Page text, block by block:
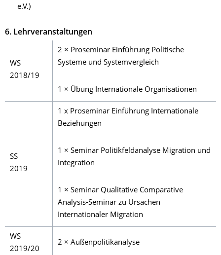
e.V.)
6. Lehrveranstaltungen
WS
2018/19
2 × Proseminar Einführung Politische
Systeme und Systemvergleich
1 × Übung Internationale Organisationen
SS
2019
1 x Proseminar Einführung Internationale
Beziehungen
1 × Seminar Politikfeldanalyse Migration und
Integration
1 × Seminar Qualitative Comparative
Analysis-Seminar zu Ursachen
Internationaler Migration
WS
2019/20
2 × Außenpolitikanalyse